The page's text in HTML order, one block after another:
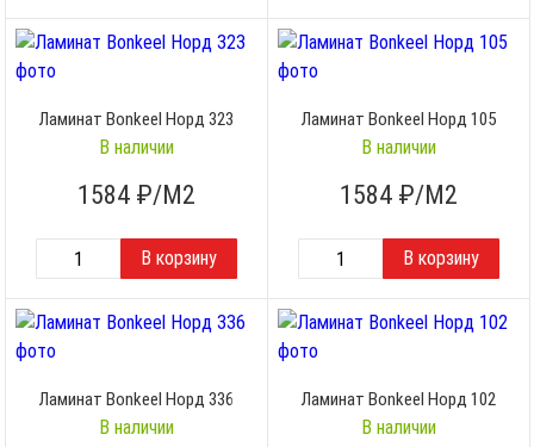
Ламинат Bonkeel Норд 323
В наличии
1584 ₽/М2
Ламинат Bonkeel Норд 105
В наличии
1584 ₽/М2
Ламинат Bonkeel Норд 336
В наличии
Ламинат Bonkeel Норд 102
В наличии